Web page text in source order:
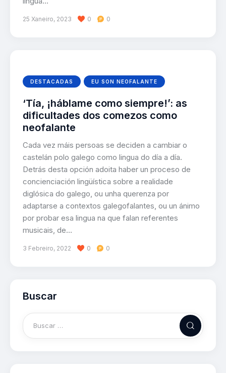
25 Xaneiro, 2023 0 0
DESTACADAS EU SON NEOFALANTE
‘Tía, ¡háblame como siempre!’: as
dificultades dos comezos como
neofalante
Cada vez máis persoas se deciden a cambiar o
castelán polo galego como lingua do día a día.
Detrás desta opción adoita haber un proceso de
concienciación lingüística sobre a realidade
diglósica do galego, ou unha querenza por
adaptarse a contextos galegofalantes, ou un ánimo
por probar esa lingua na que falan referentes
musicais, de…
3 Febreiro, 2022 0 0
Buscar